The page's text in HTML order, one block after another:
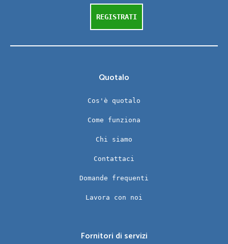
REGISTRATI
Quotalo
Cos'è quotalo
Come funziona
Chi siamo
Contattaci
Domande frequenti
Lavora con noi
Fornitori di servizi